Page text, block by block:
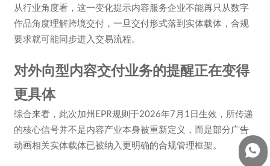
从行业角度看，这一变化提示内容服务企业不能再只从数字
作品角度理解跨境交付，一旦交付形式落到实体载体，合规
要求就可能同步进入交易流程。
对外向型内容交付业务的提醒正在变得
更具体
综合来看，此次加州EPR规则于2026年7月1日生效，所传递
的核心信号并不是内容产业本身被重新定义，而是部分广告
动画相关实体载体已被纳入更明确的合规管理框架。
